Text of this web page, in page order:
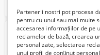
Verifica
Partenerii nostri pot procesa
pentru cu unul sau mai multe
accesarea informațiilor de pe
reclamelor de bază, crearea
personalizate, selectarea
unui profil de conținut